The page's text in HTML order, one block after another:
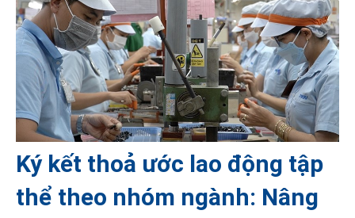
Ký kết thoả ước lao động tập
thể theo nhóm ngành: Nâng